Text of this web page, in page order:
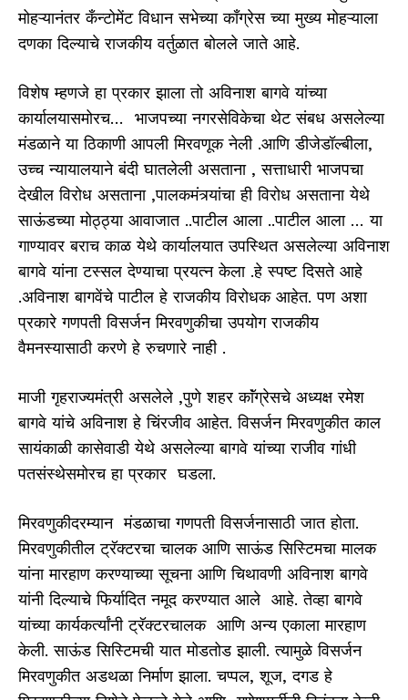
मोहऱ्यानंतर कँन्टोमेंट विधान सभेच्या कॉंग्रेस च्या मुख्य मोहऱ्याला
दणका दिल्याचे राजकीय वर्तुळात बोलले जाते आहे.
विशेष म्हणजे हा प्रकार झाला तो अविनाश बागवे यांच्या
कार्यालयासमोरच… भाजपच्या नगरसेविकेचा थेट संबध असलेल्या
मंडळाने या ठिकाणी आपली मिरवणूक नेली .आणि डीजेडॉल्बीला,
उच्च न्यायालयाने बंदी घातलेली असताना , सत्ताधारी भाजपचा
देखील विरोध असताना ,पालकमंत्र्यांचा ही विरोध असताना येथे
साऊंडच्या मोठ्ठ्या आवाजात ..पाटील आला ..पाटील आला … या
गाण्यावर बराच काळ येथे कार्यालयात उपस्थित असलेल्या अविनाश
बागवे यांना टस्सल देण्याचा प्रयत्न केला .हे स्पष्ट दिसते आहे
.अविनाश बागवेंचे पाटील हे राजकीय विरोधक आहेत. पण अशा
प्रकारे गणपती विसर्जन मिरवणुकीचा उपयोग राजकीय
वैमनस्यासाठी करणे हे रुचणारे नाही .
माजी गृहराज्यमंत्री असलेले ,पुणे शहर काॅंग्रेसचे अध्यक्ष रमेश
बागवे यांचे अविनाश हे चिंरजीव आहेत. विसर्जन मिरवणुकीत काल
सायंकाळी कासेवाडी येथे असलेल्या बागवे यांच्या राजीव गांधी
पतसंस्थेसमोरच हा प्रकार घडला.
मिरवणुकीदरम्यान मंडळाचा गणपती विसर्जनासाठी जात होता.
मिरवणुकीतील ट्रॅक्टरचा चालक आणि साऊंड सिस्टिमचा मालक
यांना मारहाण करण्याच्या सूचना आणि चिथावणी अविनाश बागवे
यांनी दिल्याचे फिर्यादित नमूद करण्यात आले आहे. तेव्हा बागवे
यांच्या कार्यकर्त्यांनी ट्रॅक्टरचालक आणि अन्य एकाला मारहाण
केली. साऊंड सिस्टिमची यात मोडतोड झाली. त्यामुळे विसर्जन
मिरवणुकीत अडथळा निर्माण झाला. चप्पल, शूज, दगड हे